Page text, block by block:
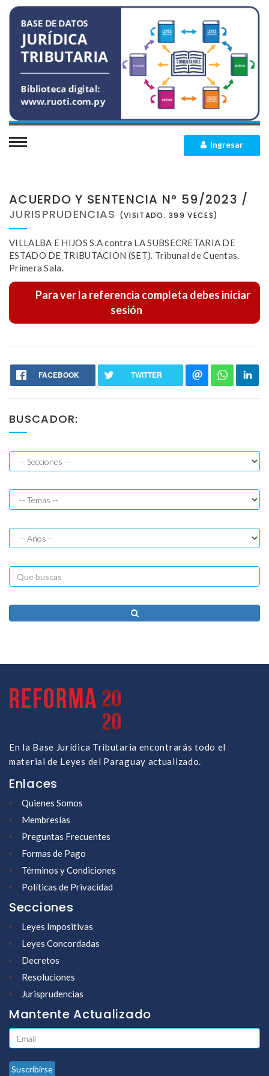
INICIO
QUIENES SOMOS
Leyes Impositivas
Decretos
Resoluciones
MEMBRESIAS
Ingresar
ACUERDO Y SENTENCIA N° 59/2023 /
JURISPRUDENCIAS (VISITADO: 399 VECES)
VILLALBA E HIJOS S.A contra LA SUBSECRETARIA DE
ESTADO DE TRIBUTACION (SET). Tribunal de Cuentas.
Primera Sala.
Para ver la referencia completa debes iniciar
sesión
FACEBOOK TWITTER
BUSCADOR:
En la Base Jurídica Tributaria encontrarás todo el
material de Leyes del Paraguay actualizado.
Enlaces
Quienes Somos
Membresías
Preguntas Frecuentes
Formas de Pago
Términos y Condiciones
Políticas de Privacidad
Secciones
Leyes Impositivas
Leyes Concordadas
Decretos
Resoluciones
Jurisprudencias
Mantente Actualizado